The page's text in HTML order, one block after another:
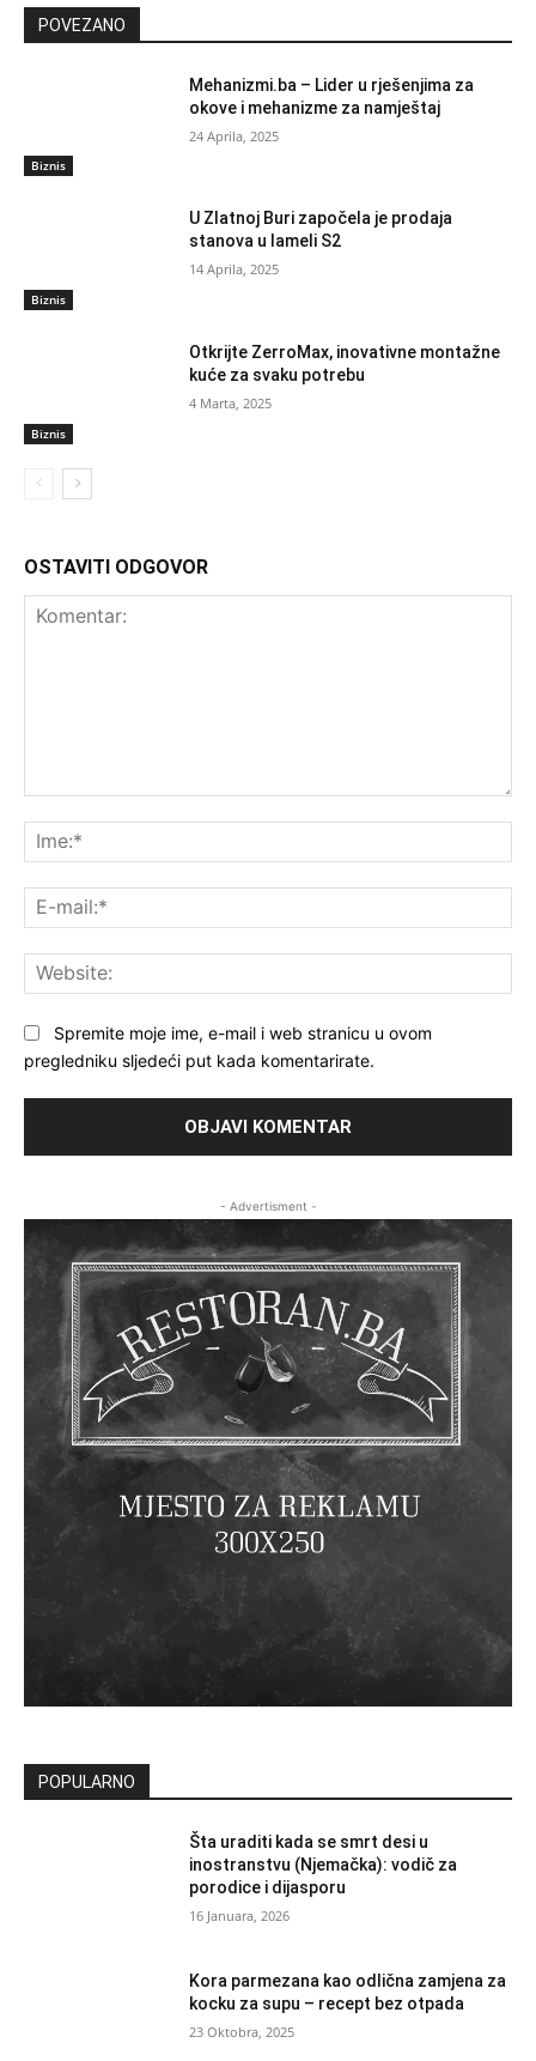
POVEZANO
Biznis
Mehanizmi.ba – Lider u rješenjima za
okove i mehanizme za namještaj
24 Aprila, 2025
Biznis
U Zlatnoj Buri započela je prodaja
stanova u lameli S2
14 Aprila, 2025
Biznis
Otkrijte ZerroMax, inovativne montažne
kuće za svaku potrebu
4 Marta, 2025
OSTAVITI ODGOVOR
Spremite moje ime, e-mail i web stranicu u ovom
pregledniku sljedeći put kada komentarirate.
- Advertisment -
POPULARNO
Šta uraditi kada se smrt desi u
inostranstvu (Njemačka): vodič za
porodice i dijasporu
16 Januara, 2026
Kora parmezana kao odlična zamjena za
kocku za supu – recept bez otpada
23 Oktobra, 2025